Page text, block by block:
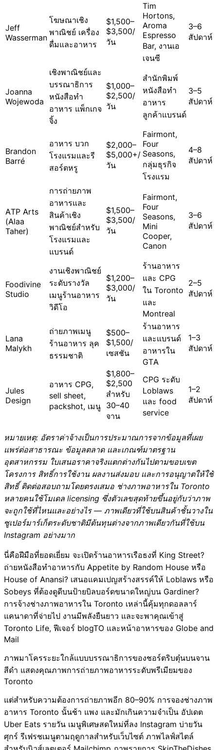
Jeff
Wasserman
โฆษณาเชิง
พาณิชย์ เครื่อง
ดื่มและอาหาร
$1,500–
$3,500/
วัน
Tim
Hortons,
Aroma
Espresso
Bar, งานเอ
เจนซี
3–6
สัปดาห์
Joanna
Wojewoda
เชิงพาณิชย์และ
บรรณาธิการ
หนังสือทำ
อาหาร แพ็กเกจ
จิ้ง
$1,000–
$2,500/
วัน
สำนักพิมพ์
หนังสือทำ
อาหาร
ลูกค้าแบรนด์
3–5
สัปดาห์
Brandon
Barré
อาหาร บวก
โรงแรมและรี
สอร์ตหรู
$2,000–
$5,000+/
วัน
Fairmont,
Four
Seasons,
กลุ่มธุรกิจ
โรงแรม
4–8
สัปดาห์
ATP Arts
(Alaa
Taher)
การถ่ายภาพ
อาหารและ
สินค้าเชิง
พาณิชย์สำหรับ
โรงแรมและ
แบรนด์
$1,500–
$3,500/
วัน
Fairmont,
Four
Seasons,
Mini
Cooper,
Canon
3–6
สัปดาห์
Foodivine
Studio
งานเชิงพาณิชย์
ระดับรางวัล
เมนูร้านอาหาร
วิดีโอ
$1,200–
$3,000/
วัน
ร้านอาหาร
และ CPG
ใน Toronto
และ
Montreal
2–5
สัปดาห์
Lana
Malykh
ถ่ายภาพเมนู
ร้านอาหาร ลุค
ธรรมชาติ
$500–
$1,500/
เซสชัน
ร้านอาหาร
และแบรนด์
อาหารใน
GTA
1–3
สัปดาห์
Jules
Design
อาหาร CPG,
sell sheet,
packshot, เมนู
$1,800–
$2,500
สำหรับ
30–40
จาน
CPG ระดับ
Loblaws
และ food
service
1–2
สัปดาห์
หมายเหตุ: อัตราค่าจ้างเป็นการประมาณการจากข้อมูลที่เผย
แพร่ต่อสาธารณะ ข้อมูลตลาด และเกณฑ์มาตรฐาน
อุตสาหกรรม ใบเสนอราคาจริงแตกต่างกันไปตามขอบเขต
โครงการ สิทธิ์การใช้งาน ผลงานส่งมอบ และการอนุญาตให้ใช้
สิทธิ์ ติดต่อสอบถามโดยตรงเสมอ ช่างภาพอาหารใน Toronto
หลายคนใช้โมเดล licensing ซึ่งตัวเลขสุดท้ายขึ้นอยู่กับว่าภาพ
จะถูกใช้ที่ไหนและอย่างไร — ภาพเดียวที่ใช้บนสินค้าชั้นวางใน
ซูเปอร์มาร์เก็ตระดับชาติมีต้นทุนต่างจากภาพเดียวกันที่ใช้บน
Instagram อย่างมาก
นี่คือฝีมือที่ยอดเยี่ยม จะเปิดร้านอาหารเรือธงที่ King Street?
ถ่ายหนังสือทำอาหารกับ Appetite by Random House หรือ
House of Anansi? เสนอแคมเปญสร้างสรรค์ให้ Loblaws หรือ
Sobeys ที่ต้องดูดีบนป้ายบิลบอร์ดขนาดใหญ่บน Gardiner?
การจ้างช่างภาพอาหารใน Toronto เหล่านี้คุ้มทุกดอลลาร์
แคนาดาที่จ่ายไป งานมีพลังยืนยาว และจะพาคุณเข้าสู่
Toronto Life, ฟีเจอร์ blogTO และหน้าอาหารของ Globe and
Mail
ภาพมาโครระยะใกล้แบบบรรณาธิการของชอร์ตริบตุ๋นบนจาน
สีดำ แสดงคุณภาพการถ่ายภาพอาหารระดับพรีเมียมของ
Toronto
แต่สำหรับความต้องการถ่ายภาพอีก 80–90% การจองช่างภาพ
อาหาร Toronto นั้นช้า แพง และมักเกินความจำเป็น อัปเดต
Uber Eats รายวัน เมนูพิเศษสดใหม่ที่ลง Instagram บ่ายวัน
ศุกร์ รีเฟรชเมนูตามฤดูกาลสำหรับเว็บไซต์ ภาพไลฟ์สไตล์